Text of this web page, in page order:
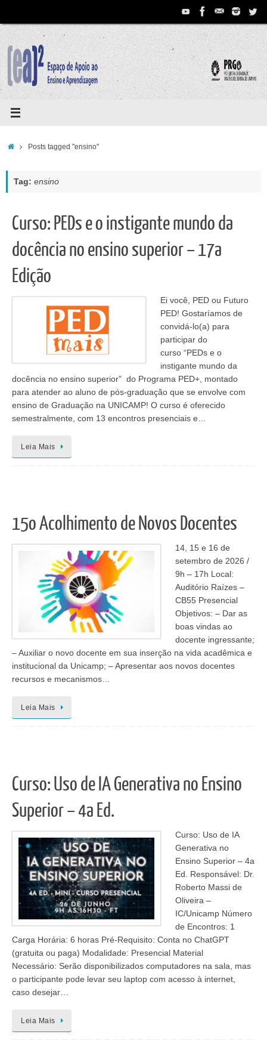
conteúdo
HomePosts tagged "ensino"
Tag: ensino
Curso: PEDs e o instigante mundo da
docência no ensino superior – 17a
Edição
Ei você, PED ou Futuro
PED! Gostaríamos de
convidá-lo(a) para
participar do
curso “PEDs e o
instigante mundo da
docência no ensino superior” do Programa PED+, montado
para atender ao aluno de pós-graduação que se envolve com
ensino de Graduação na UNICAMP! O curso é oferecido
semestralmente, com 13 encontros presenciais e…
Leia Mais
15o Acolhimento de Novos Docentes
14, 15 e 16 de
setembro de 2026 /
9h – 17h Local:
Auditório Raízes –
CB55 Presencial
Objetivos: – Dar as
boas vindas ao
docente ingressante;
– Auxiliar o novo docente em sua inserção na vida acadêmica e
institucional da Unicamp; – Apresentar aos novos docentes
recursos e mecanismos…
Leia Mais
Curso: Uso de IA Generativa no Ensino
Superior – 4a Ed.
Curso: Uso de IA
Generativa no
Ensino Superior – 4a
Ed. Responsável: Dr.
Roberto Massi de
Oliveira –
IC/Unicamp Número
de Encontros: 1
Carga Horária: 6 horas Pré-Requisito: Conta no ChatGPT
(gratuita ou paga) Modalidade: Presencial Material
Necessário: Serão disponibilizados computadores na sala, mas
o participante pode levar seu laptop com acesso à internet,
caso desejar…
Leia Mais